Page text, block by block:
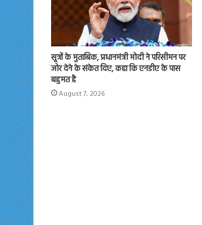
सूत्रों के मुताबिक, प्रधानमंत्री मोदी ने परिसीमन पर
जोर देने के संकेत दिए, कहा कि एनडीए के पास
बहुमत है
August 7, 2026